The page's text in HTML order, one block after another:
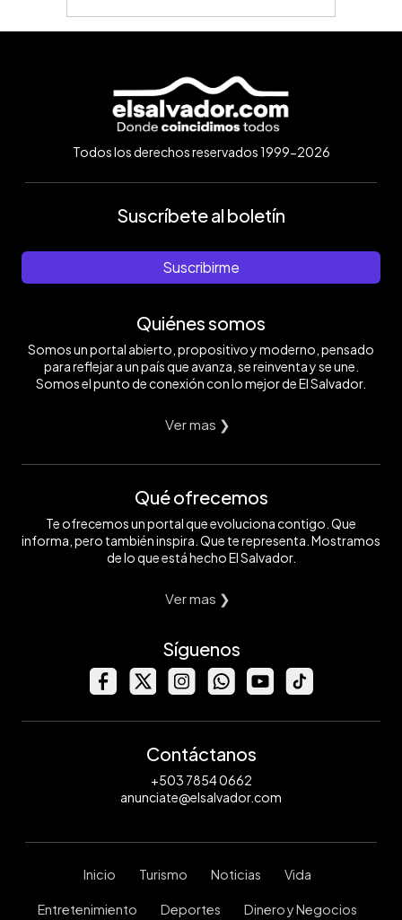
Todos los derechos reservados 1999-2026
Suscríbete al boletín
Suscribirme
Quiénes somos
Somos un portal abierto, propositivo y moderno, pensado
para reflejar a un país que avanza, se reinventa y se une.
Somos el punto de conexión con lo mejor de El Salvador.
Ver mas ❯
Qué ofrecemos
Te ofrecemos un portal que evoluciona contigo. Que
informa, pero también inspira. Que te representa. Mostramos
de lo que está hecho El Salvador.
Ver mas ❯
Síguenos
Contáctanos
+503 7854 0662
anunciate@elsalvador.com
Inicio Turismo Noticias Vida
Entretenimiento Deportes Dinero y Negocios